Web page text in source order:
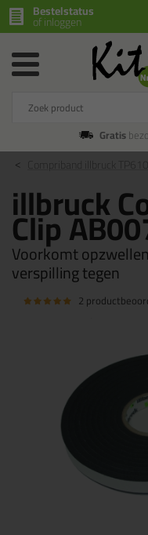
Bestelstatus
of inloggen
Gratis
illbruck
Clip
Voorkomt
verspilling tegen
2